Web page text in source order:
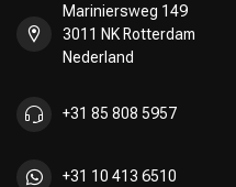
Omvorming
Mariniersweg 149
3011 NK Rotterdam
Nederland
+31 85 808 5957
+31 10 413 6510